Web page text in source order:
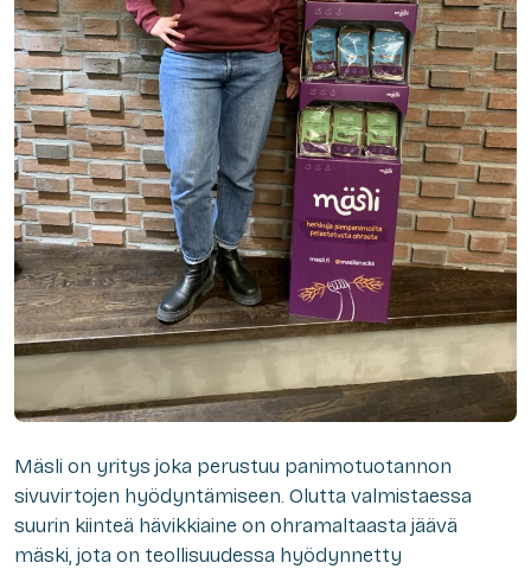
Mäsli on yritys joka perustuu panimotuotannon
sivuvirtojen hyödyntämiseen. Olutta valmistaessa
suurin kiinteä hävikkiaine on ohramaltaasta jäävä
mäski, jota on teollisuudessa hyödynnetty